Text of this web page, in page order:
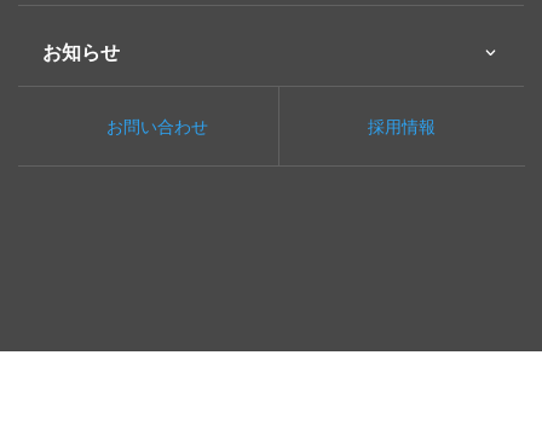
お知らせ
お問い合わせ 採用情報